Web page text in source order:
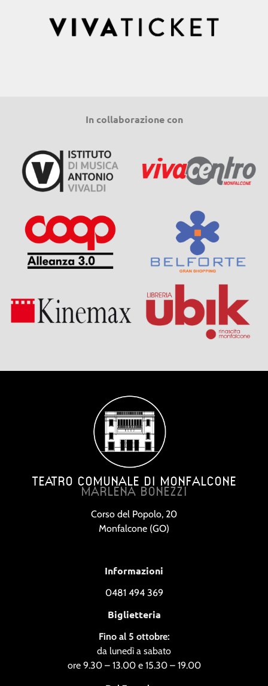
In collaborazione con
TEATRO COMUNALE DI MONFALCONE
MARLENA BONEZZI
Corso del Popolo, 20
Monfalcone (GO)
Informazioni
0481 494 369
Biglietteria
Fino al 5 ottobre:
da lunedì a sabato
ore 9.30 – 13.00 e 15.30 – 19.00